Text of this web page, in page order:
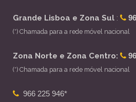
Grande Lisboa e Zona Sul :
(*) Chamada para a rede móvel nacional
Zona Norte e Zona Centro:
(*) Chamada para a rede móvel nacional
966 225 946*